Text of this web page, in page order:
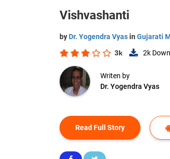
Vishvashanti
by Dr. Yogendra Vyasin Gujarati
3k 2k
Writen by
Dr. Yogendra Vyas
Read Full Story